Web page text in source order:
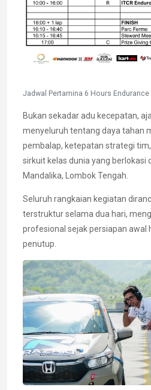
Jadwal Pertamina 6 Hours
Bukan sekadar adu kecepatan,
menyeluruh tentang daya tahan
pembalap, ketepatan strategi
sirkuit kelas dunia yang berlokasi
Mandalika, Lombok Tengah.
Seluruh rangkaian kegiatan
terstruktur selama dua hari,
profesional sejak persiapan awal
penutup.